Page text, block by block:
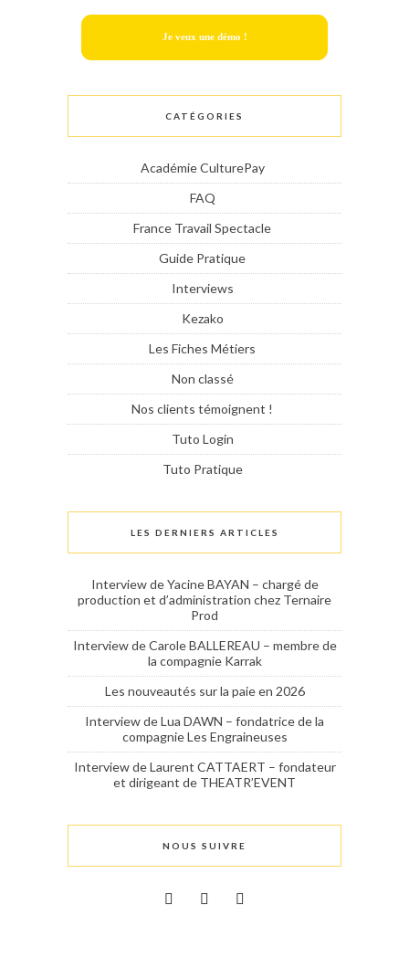
Je veux une démo !
CATÉGORIES
Académie CulturePay
FAQ
France Travail Spectacle
Guide Pratique
Interviews
Kezako
Les Fiches Métiers
Non classé
Nos clients témoignent !
Tuto Login
Tuto Pratique
LES DERNIERS ARTICLES
Interview de Yacine BAYAN – chargé de
production et d’administration chez Ternaire
Prod
Interview de Carole BALLEREAU – membre de
la compagnie Karrak
Les nouveautés sur la paie en 2026
Interview de Lua DAWN – fondatrice de la
compagnie Les Engraineuses
Interview de Laurent CATTAERT – fondateur
et dirigeant de THEATR’EVENT
NOUS SUIVRE